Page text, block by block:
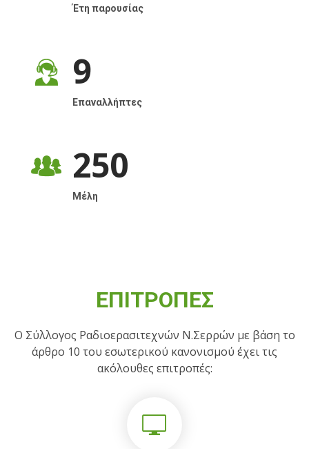
Έτη παρουσίας
9
Επαναλλήπτες
250
Μέλη
ΕΠΙΤΡΟΠΈΣ
Ο Σύλλογος Ραδιοερασιτεχνών Ν.Σερρών με βάση το
άρθρο 10 του εσωτερικού κανονισμού έχει τις
ακόλουθες επιτροπές: